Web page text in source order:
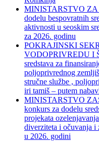
MINISTARSTVO ZA
dodelu bespovratnih
aktivnosti u seoskim
za 2026. godinu
POKRAJINSKI
VODOPRIVREDU I
sredstava za
poljoprivrednog
stručne službe ,
iri tamiš ‒ putem
MINISTARSTVO
konkurs za dodelu
projekata
diverziteta i očuvanja i
u 2026. godini